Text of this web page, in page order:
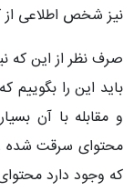
نیز شخص اطلاعی از
صرف نظر از این
باید این را
و مقابله با آن
محتوای سرقت شده
که وجود دارد